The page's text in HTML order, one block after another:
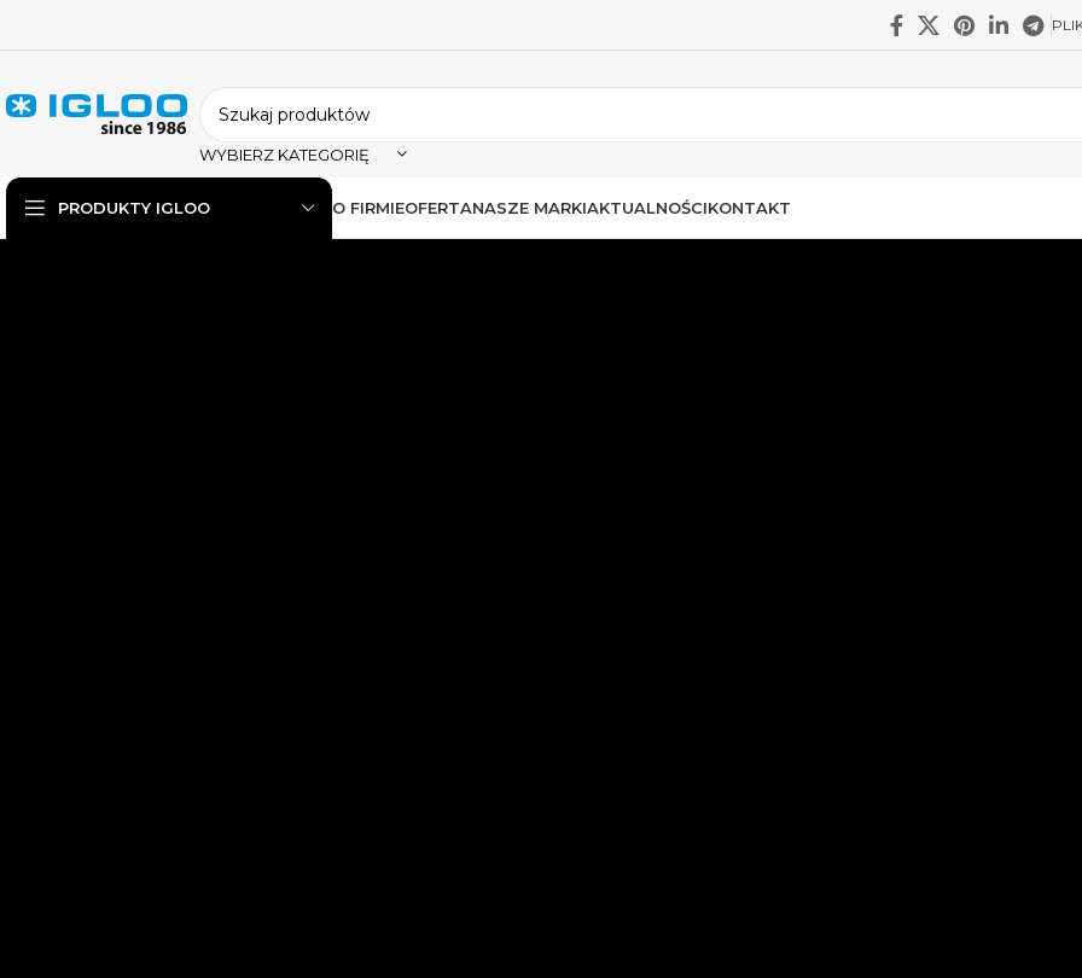
WYBIERZ KATEGORIĘ
PRODUKTY IGLOO O FIRMIEOFERTANASZE MARKIAKTUALNOŚCIKONTAKT